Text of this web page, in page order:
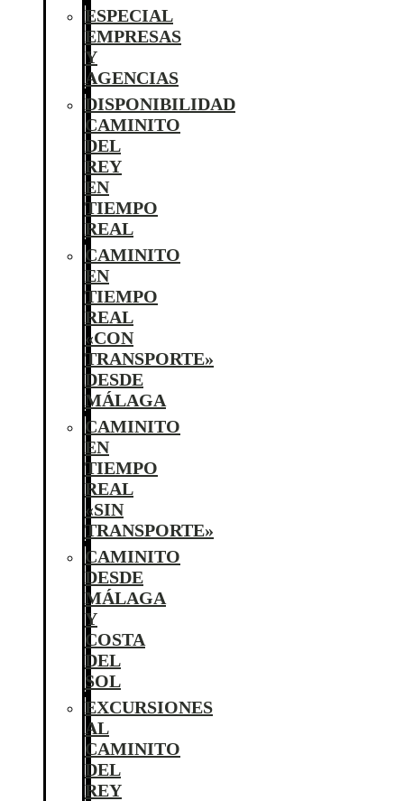
ESPECIAL
EMPRESAS
Y
AGENCIAS
DISPONIBILIDAD
CAMINITO
DEL
REY
EN
TIEMPO
REAL
CAMINITO
EN
TIEMPO
REAL
«CON
TRANSPORTE»
DESDE
MÁLAGA
CAMINITO
EN
TIEMPO
REAL
«SIN
TRANSPORTE»
CAMINITO
DESDE
MÁLAGA
Y
COSTA
DEL
SOL
EXCURSIONES
AL
CAMINITO
DEL
REY